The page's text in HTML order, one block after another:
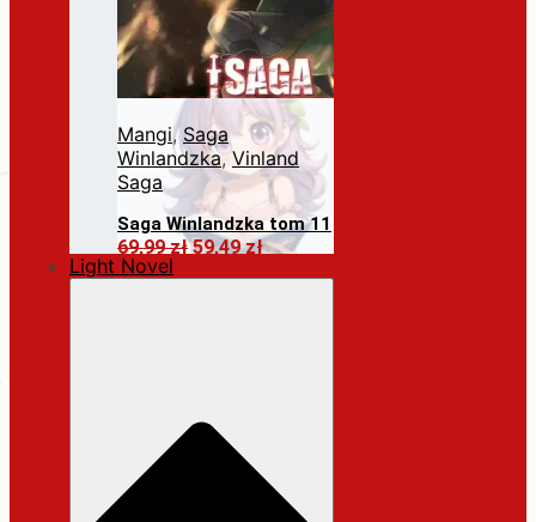
Mangi, Saga
Winlandzka, Vinland
Saga
Saga Winlandzka tom 11
69,99złPierwotna
59,49złAktualna
Dodaj do koszyka
Light Novel